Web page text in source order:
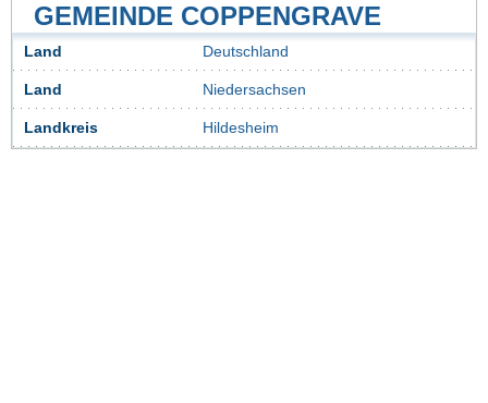
GEMEINDE COPPENGRAVE
Land Deutschland
Land Niedersachsen
Landkreis Hildesheim